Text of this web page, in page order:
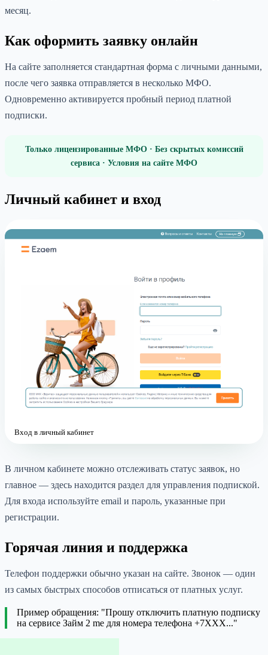
месяц.
Как оформить заявку онлайн
На сайте заполняется стандартная форма с личными данными,
после чего заявка отправляется в несколько МФО.
Одновременно активируется пробный период платной
подписки.
Только лицензированные МФО · Без скрытых комиссий
сервиса · Условия на сайте МФО
Личный кабинет и вход
Вход в личный кабинет
В личном кабинете можно отслеживать статус заявок, но
главное — здесь находится раздел для управления подпиской.
Для входа используйте email и пароль, указанные при
регистрации.
Горячая линия и поддержка
Телефон поддержки обычно указан на сайте. Звонок — один
из самых быстрых способов отписаться от платных услуг.
Пример обращения: "Прошу отключить платную подписку
на сервисе Займ 2 me для номера телефона +7XXX..."